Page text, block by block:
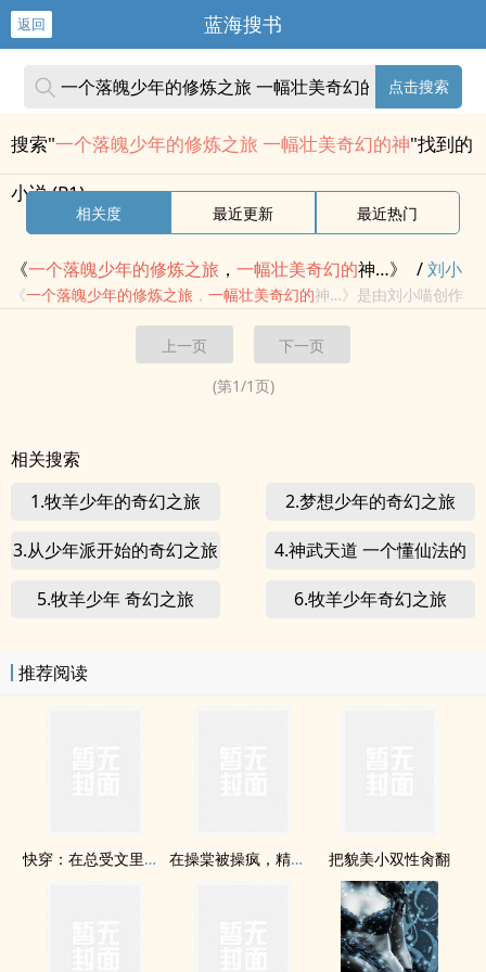
返回 蓝海搜书
点击搜索
搜索"一个落魄少年的修炼之旅 一幅壮美奇幻的神"找到的
小说 (P1)
相关度 最近更新 最近热门
《一个落魄少年的修炼之旅 ， 一幅壮美奇幻的神…》 /刘小
喵/ 奇幻
《一个落魄少年的修炼之旅 ， 一幅壮美奇幻的神…》是由刘小喵创作
上一页
下一页
(第1/1页)
相关搜索
1.牧羊少年的奇幻之旅
2.梦想少年的奇幻之旅
3.从少年派开始的奇幻之旅
4.神武天道 一个懂仙法的
少年的异世之旅
5.牧羊少年 奇幻之旅 6.牧羊少年奇幻之旅
推荐阅读
快穿：在总受文里抢主角攻np 在操棠被操疯，精液射满了墙面（耽美文 高H） 把貌美小双性肏翻